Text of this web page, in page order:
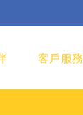
客戶服務